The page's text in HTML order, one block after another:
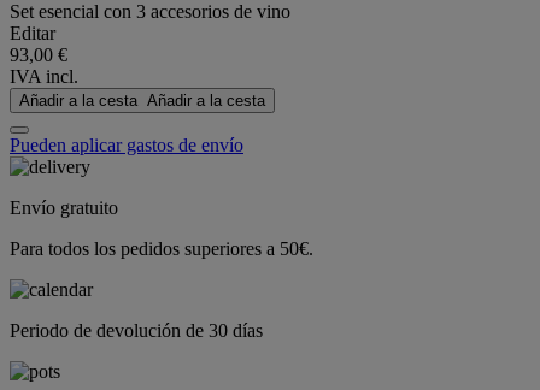
Set esencial con 3 accesorios de vino
Editar
93,00 €
IVA incl.
Añadir a la cesta Añadir a la cesta
Pueden aplicar gastos de envío
Envío gratuito
Para todos los pedidos superiores a 50€.
Periodo de devolución de 30 días